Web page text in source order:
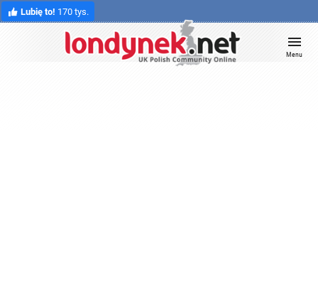
Lubię to! 170 tys.
Menu